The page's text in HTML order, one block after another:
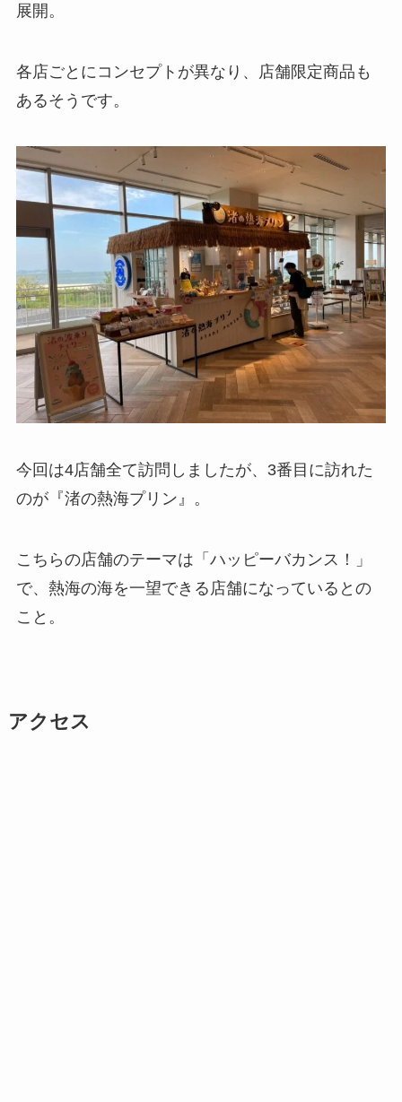
展開。
各店ごとにコンセプトが異なり、店舗限定商品も
あるそうです。
今回は4店舗全て訪問しましたが、3番目に訪れた
のが『渚の熱海プリン』。
こちらの店舗のテーマは「ハッピーバカンス！」
で、熱海の海を一望できる店舗になっているとの
こと。
アクセス